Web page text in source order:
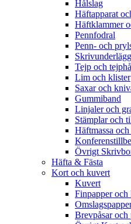
Hålslag
Häftapparat
Häftklammer
Pennfodral
Penn- och
Skrivunderlägg
Tejp och
Lim och klister
Saxar och
Gummiband
Linjaler och
Stämplar och
Häftmassa
Övrigt
Häfta & Fästa
Kort och kuvert
Kuvert
Finpapper och
Brevpåsar och